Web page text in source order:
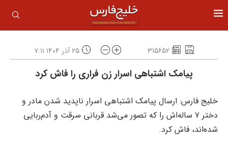
315652 ۲۵ آذر ۱۴۰۴ ۷:۱۱
پیامک اشتباهی اسرار زن فراری را فاش کرد
خلیج فارس: ارسال پیامک اشتباهی اسرار ناپدید شدن مادر و
دختر ۷ ساله‌اش را که تصور می‌شد قربانی سرقت و آدم‌ربایی
شده‌اند، فاش کرد.